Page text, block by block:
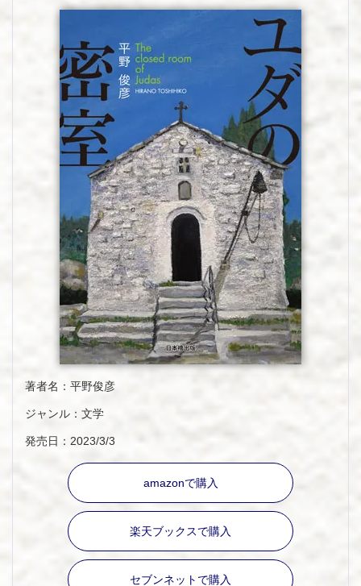
著者名：平野俊彦
ジャンル：文学
発売日：2023/3/3
amazonで購入
楽天ブックスで購入
セブンネットで購入